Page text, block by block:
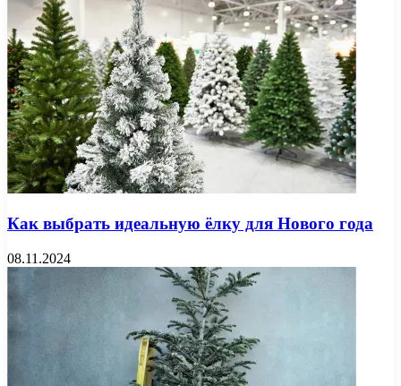
Как выбрать идеальную ёлку для Нового года
08.11.2024